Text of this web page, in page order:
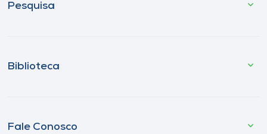
Pesquisa
Biblioteca
Fale Conosco